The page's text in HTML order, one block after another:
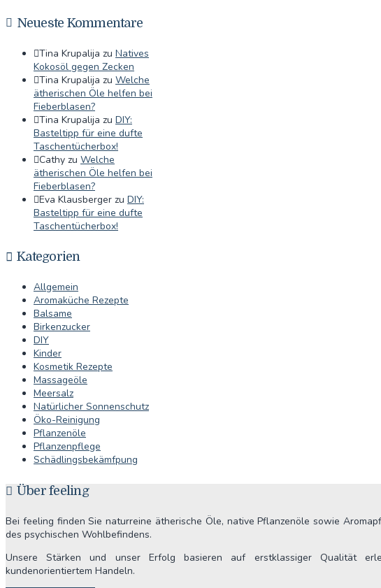
Neueste Kommentare
Tina Krupalija zu Natives
Kokosöl gegen Zecken
Tina Krupalija zu Welche
ätherischen Öle helfen bei
Fieberblasen?
Tina Krupalija zu DIY:
Basteltipp für eine dufte
Taschentücherbox!
Cathy zu Welche
ätherischen Öle helfen bei
Fieberblasen?
Eva Klausberger zu DIY:
Basteltipp für eine dufte
Taschentücherbox!
Kategorien
Allgemein
Aromaküche Rezepte
Balsame
Birkenzucker
DIY
Kinder
Kosmetik Rezepte
Massageöle
Meersalz
Natürlicher Sonnenschutz
Öko-Reinigung
Pflanzenöle
Pflanzenpflege
Schädlingsbekämfpung
Über feeling
Bei feeling finden Sie naturreine ätherische Öle, native Pflanzenöle sowie
des psychischen Wohlbefindens.
Unsere Stärken und unser Erfolg basieren auf erstklassiger Qualität
kundenorientiertem Handeln.